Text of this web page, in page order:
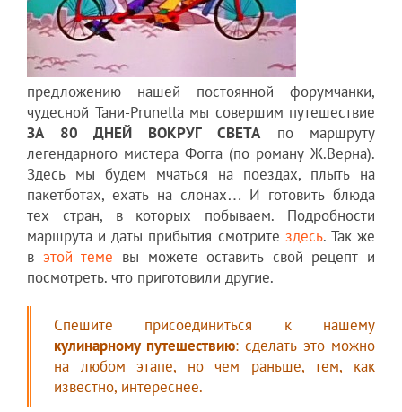
предложению нашей постоянной форумчанки,
чудесной Тани-Prunella мы совершим путешествие
ЗА 80 ДНЕЙ ВОКРУГ СВЕТА по маршруту
легендарного мистера Фогга (по роману Ж.Верна).
Здесь мы будем мчаться на поездах, плыть на
пакетботах, ехать на слонах… И готовить блюда
тех стран, в которых побываем. Подробности
маршрута и даты прибытия смотрите здесь. Так же
в этой теме вы можете оставить свой рецепт и
посмотреть. что приготовили другие.
Спешите присоединиться к нашему
кулинарному путешествию: сделать это можно
на любом этапе, но чем раньше, тем, как
известно, интереснее.